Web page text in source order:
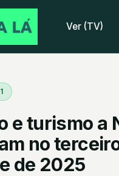
Ver (TV)
e turismo a
no
de 2025